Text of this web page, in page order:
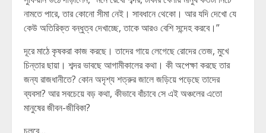
নামতে পারে, তার কোনো সীমা নেই। সাবধানে থেকো। আর যদি দেখো যে
কেউ অতিরিক্ত বন্ধুত্ব দেখাচ্ছে, তাকে আরও বেশি সন্দেহ করবে।”
দূরে মাঠে কৃষকরা কাজ করছে। তাদের গায়ে লেগেছে রোদের তেজ, মুখে
চিন্তার ছায়া। শব্দর ভাবছে আগামীকালের কথা। কী অপেক্ষা করছে তার
জন্য রাজধানীতে? কোন অদৃশ্য শত্রুর জালে জড়িয়ে পড়েছে তাদের
ব্যবসা? আর সবচেয়ে বড় কথা, কীভাবে বাঁচাবে সে এই অঞ্চলের এতো
মানুষের জীবন-জীবিকা?